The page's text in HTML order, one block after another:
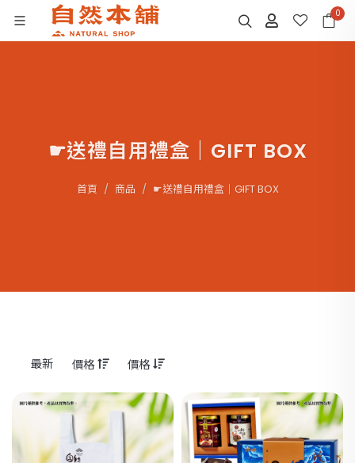
0
☛送禮自用禮盒｜GIFT BOX
首頁 商品 ☛送禮自用禮盒｜GIFT BOX
最新 價格 價格